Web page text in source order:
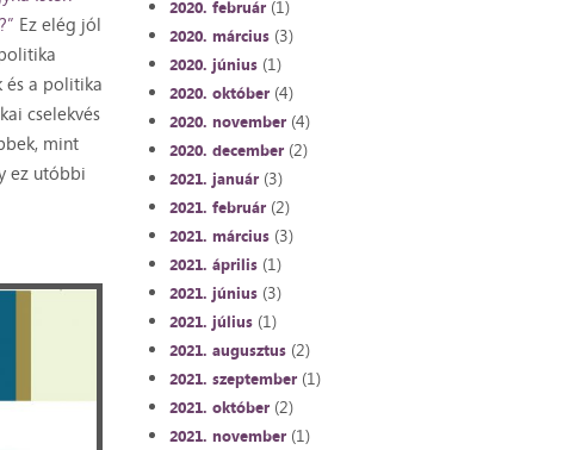
Ez elég jól
és a politika
cselekvés
mint
ez utóbbi
2020. február (1)
2020. március (3)
2020. június (1)
2020. október (4)
2020. november (4)
2020. december (2)
2021. január (3)
2021. február (2)
2021. március (3)
2021. április (1)
2021. június (3)
2021. július (1)
2021. augusztus (2)
2021. szeptember (1)
2021. október (2)
2021. november (1)